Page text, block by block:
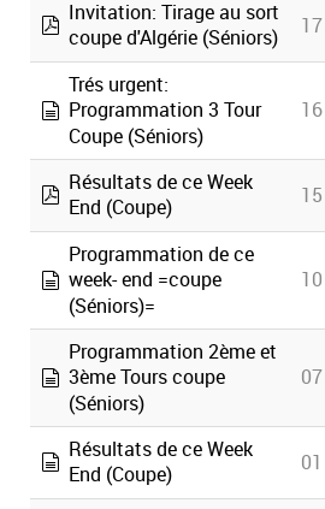
pdf
Invitation: Tirage au sort
coupe d'Algérie (Séniors)
document
Trés urgent:
Programmation 3 Tour
Coupe (Séniors)
pdf
Résultats de ce Week
End (Coupe)
document
Programmation de ce
week- end =coupe
(Séniors)=
document
Programmation 2ème et
3ème Tours coupe
(Séniors)
document
Résultats de ce Week
End (Coupe)